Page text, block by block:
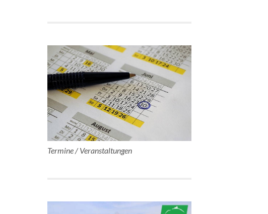
Termine / Veranstaltungen